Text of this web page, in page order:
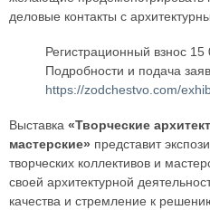
деловые контакты с
Регистрационный взнос 15
Подробности и подача
https://zodchestvo.com/
Выставка «Творческие
мастерские» представит
творческих коллективов и
своей архитектурной
качества и стремление к